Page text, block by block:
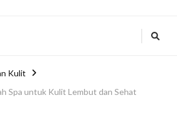
Kulit
Spa untuk Kulit Lembut dan Sehat